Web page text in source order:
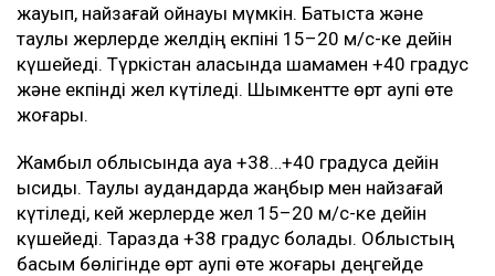
жауып, найзағай ойнауы мүмкін. Батыста және
таулы жерлерде желдің екпіні 15–20 м/с-ке дейін
күшейеді. Түркістан қаласында шамамен +40 градус
және екпінді жел күтіледі. Шымкентте өрт қаупі өте
жоғары.
Жамбыл облысында ауа +38…+40 градусқа дейін
ысиды. Таулы аудандарда жаңбыр мен найзағай
күтіледі, кей жерлерде жел 15–20 м/с-ке дейін
күшейеді. Таразда +38 градус болады. Облыстың
басым бөлігінде өрт қаупі өте жоғары деңгейде